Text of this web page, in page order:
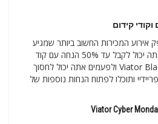
אירוע המכירות החשוב ביותר שמגיע
שימושי עם הפתעות רבות. אתה יכול לקבל עד 50% הנחה עם קוד
המבצע הנכון של Viator Black Friday ולפעמים אתה יכול לחסוך
ותוכלו לפתוח הנחות נוספות של